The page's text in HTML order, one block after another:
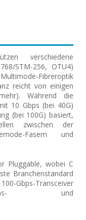
verschiedene
STM-256, OTU4)
Fibreroptik
reicht von einigen
Während die
10 Gbps (bei 40G)
(bei 100G) basiert,
zwischen der
Fasern und
Pluggable, wobei C
Branchenstandard
Gbps-Transceiver
und